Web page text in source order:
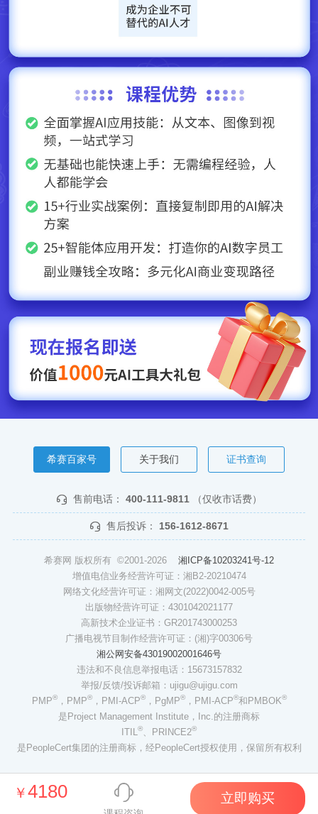
￥4180 立即购买
希赛百家号 关于我们 证书查询
售前电话： 400-111-9811 （仅收市话费）
售后投诉： 156-1612-8671
希赛网 版权所有 ©2001-2026 湘ICP备10203241号-12
增值电信业务经营许可证：湘B2-20210474
网络文化经营许可证：湘网文(2022)0042-005号
出版物经营许可证：4301042021177
高新技术企业证书：GR201743000253
广播电视节目制作经营许可证：(湘)字00306号
湘公网安备43019002001646号
违法和不良信息举报电话：15673157832
举报/反馈/投诉邮箱：ujigu@ujigu.com
PMP®，PMP®，PMI-ACP®，PgMP®，PMI-ACP®和PMBOK®
是Project Management Institute，Inc.的注册商标
ITIL ® 、PRINCE2®
是PeopleCert集团的注册商标，经PeopleCert授权使用，保留所有权利